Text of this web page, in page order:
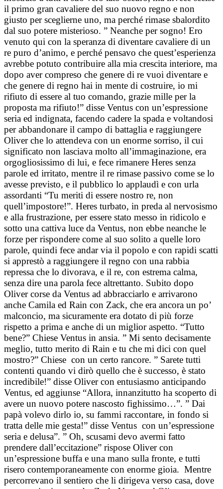
il primo gran cavaliere del suo nuovo regno e non
giusto per sceglierne uno, ma perché rimase sbalordito
dal suo potere misterioso. ” Neanche per sogno! Ero
venuto qui con la speranza di diventare cavaliere di un
re puro d’animo, e perché pensavo che quest’esperienza
avrebbe potuto contribuire alla mia crescita interiore, ma
dopo aver compreso che genere di re vuoi diventare e
che genere di regno hai in mente di costruire, io mi
rifiuto di essere al tuo comando, grazie mille per la
proposta ma rifiuto!” disse Ventus con un’espressione
seria ed indignata, facendo cadere la spada e voltandosi
per abbandonare il campo di battaglia e raggiungere
Oliver che lo attendeva con un enorme sorriso, il cui
significato non lasciava molto all’immaginazione, era
orgogliosissimo di lui, e fece rimanere Heres senza
parole ed irritato, mentre il re rimase passivo come se lo
avesse previsto, e il pubblico lo applaudì e con urla
assordanti “Tu meriti di essere nostro re, non
quell’impostore!”. Heres turbato, in preda al nervosismo
e alla frustrazione, per essere stato messo in ridicolo e
sotto una cattiva luce da Ventus, non ebbe neanche le
forze per rispondere come al suo solito a quelle loro
parole, quindi fece andar via il popolo e con rapidi scatti
si apprestò a raggiungere il regno con una rabbia
repressa che lo divorava, e il re, con estrema calma,
senza dire una parola fece altrettanto. Subito dopo
Oliver corse da Ventus ad abbracciarlo e arrivarono
anche Camila ed Rain con Zack, che era ancora un po’
malconcio, ma sicuramente era dotato di più forze
rispetto a prima e anche di un miglior aspetto. “Tutto
bene?” Chiese Ventus in ansia. ” Mi sento decisamente
meglio, tutto merito di Rain e tu che mi dici con quel
mostro?” Chiese con un certo rancore. ” Sarete tutti
contenti quando vi dirò quello che è successo, è stato
incredibile!” disse Oliver con entusiasmo anticipando
Ventus, ed aggiunse “Allora, innanzitutto ha scoperto di
avere un nuovo potere nascosto fighissimo…”. ” Dai
papà volevo dirlo io, su fammi raccontare, in fondo si
tratta delle mie gesta!” disse Ventus con un’espressione
seria e delusa”. ” Oh, scusami devo avermi fatto
prendere dall’eccitazione” rispose Oliver con
un’espressione buffa e una mano sulla fronte, e tutti
risero contemporaneamente con enorme gioia. Mentre
percorrevano il sentiero che li dirigeva verso casa, dove